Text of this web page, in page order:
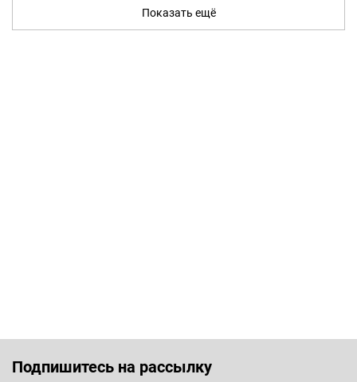
Показать ещё
Подпишитесь на рассылку